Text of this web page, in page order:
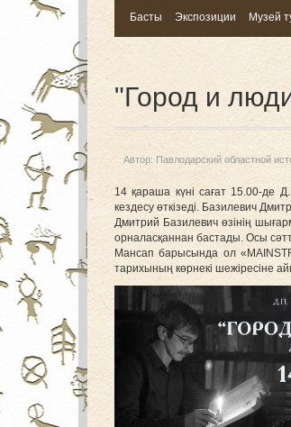
Басты Экспозиции Музей
"Город и
Автор: Павлодарский областной
14 қараша күні сағат 15.00-де
кездесу өткізеді. Базилевич
Дмитрий Базилевич өзінің
орналасқаннан бастады. Осы
Мансап барысында ол
тарихының көрнекі шежіресіне